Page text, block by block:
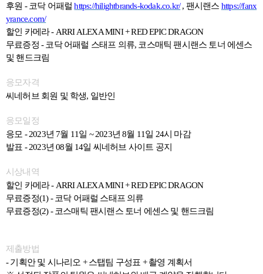
후원 - 코닥 어패럴https://hilightbrands-kodak.co.kr/ , 팬시랜스 https://fanx
yrance.com/
할인 카메라- ARRI ALEXA MINI + RED EPIC DRAGON
무료증정 - 코닥 어패럴 스태프 의류, 코스매틱 팬시랜스 토너 에센스
및 핸드크림
응모자격
씨네허브 회원 및 학생, 일반인
응모일정
응모 - 2023년 7월 11일 ~ 2023년8월 11일 24시 마감
발표 - 2023년08월 14일 씨네허브 사이트 공지
시상내역
할인 카메라- ARRI ALEXA MINI + RED EPIC DRAGON
무료증정(1) - 코닥 어패럴 스태프 의류
무료증정(2) - 코스매틱 팬시랜스 토너 에센스 및 핸드크림
제출방법
- 기획안 및 시나리오 + 스탭팀 구성표 + 촬영 계획서